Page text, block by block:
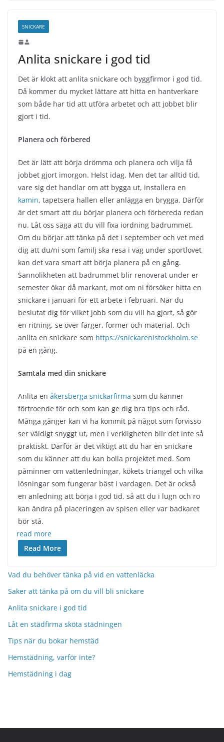
SNICKARE
Anlita snickare i god tid
Det är klokt att anlita snickare och byggfirmor i god tid.
Då kommer du mycket lättare att hitta en hantverkare
som både har tid att utföra arbetet och att jobbet blir
gjort i tid.
Planera och förbered
Det är lätt att börja drömma och planera och vilja få
jobbet gjort imorgon. Helst idag. Men det tar alltid tid,
vare sig det handlar om att bygga ut, installera en
kamin, tapetsera hallen eller anlägga en brygga. Därför
är det smart att du börjar planera och förbereda redan
nu. Låt oss säga att du vill fixa iordning badrummet.
Om du börjar att tänka på det i september och vet med
dig att du/ni som familj ska resa i väg under sportlovet
kan det vara smart att börja planera på en gång.
Sannolikheten att badrummet blir renoverat under er
semester ökar då markant, mot om ni försöker hitta en
snickare i januari för ett arbete i februari. När du
beslutat dig för vilket jobb som du vill ha gjort, så gör
en ritning, se över färger, former och material. Och
anlita en snickare som https://snickarenistockholm.se
på en gång.
Samtala med din snickare
Anlita en åkersberga snickarfirma som du känner
förtroende för och som kan ge dig bra tips och råd.
Många gånger kan vi ha kommit på något som förvisso
ser väldigt snyggt ut, men i verkligheten blir det inte så
praktiskt. Därför är det viktigt att du har en snickare
som du känner att du kan bolla projektet med. Som
påminner om vattenledningar, kökets triangel och vilka
lösningar som fungerar bäst i vardagen. Det är också
en anledning att börja i god tid, så att du i lugn och ro
kan ändra på placeringen av spisen eller var badkaret
bör stå.
read more
Read More
Vad du behöver tänka på vid en vattenläcka
Saker att tänka på om du vill bli snickare
Anlita snickare i god tid
Låt en städfirma sköta städningen
Tips när du bokar hemstäd
Hemstädning, varför inte?
Hemstädning i dag